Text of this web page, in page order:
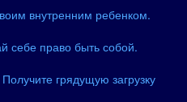
внутренним ребенком.
себе право быть собой.
грядущую загрузку